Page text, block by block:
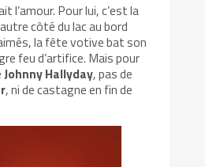
l’amour. Pour lui, c’est la
côté du lac au bord
la fête votive bat son
feu d’artifice. Mais pour
Johnny Hallyday, pas de
, ni de castagne en fin de